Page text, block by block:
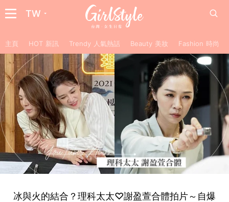
TW
主頁 HOT 新訊 Trendy 人氣熱話 Beauty 美妝 Fashion 時尚
冰與火的結合？理科太太♡謝盈萱合體拍片～自爆